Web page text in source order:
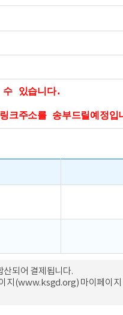
있습니다.
크주소를 송부드릴예정입
산되어 결제됩니다.
지(www.ksgd.org) 마이페이